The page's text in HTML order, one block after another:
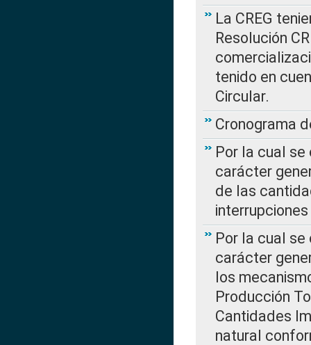
La CREG
Resolución
tenido en
Circular.
Cronograma
Por la cual
carácter
de las
Por la cual
carácter
los
Producción
Cantidades
natural